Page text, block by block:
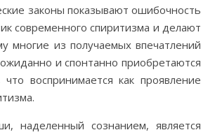
законы показывают ошибочность
современного спиритизма и делают
многие из получаемых впечатлений
и спонтанно приобретаются
что воспринимается как проявление
наделенный сознанием, является